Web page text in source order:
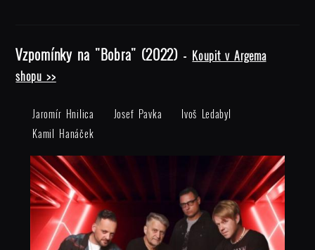
Vzpomínky na "Bobra" (2022) - Koupit v Argema
shopu >>
Jaromír Hnilica Josef Pavka
Ivoš Ledabyl
Kamil Hanáček